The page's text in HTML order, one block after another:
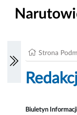
Strona
Biuletyn